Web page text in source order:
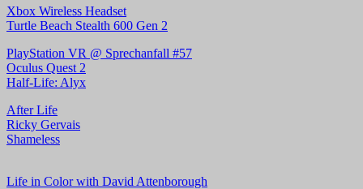
Xbox Wireless Headset
Turtle Beach Stealth 600 Gen 2
PlayStation VR @ Sprechanfall #57
Oculus Quest 2
Half-Life: Alyx
After Life
Ricky Gervais
Shameless
Life in Color with David Attenborough